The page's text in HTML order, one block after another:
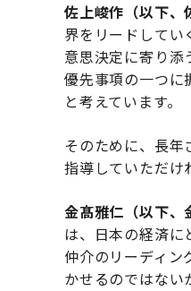
佐上峻作（以下、
界をリードしてい
意思決定に寄り添
優先事項の一つに
と考えています。
そのために、長年
指導していただけ
金髙雅仁（以下、
は、日本の経済に
仲介のリーディン
かせるのではない